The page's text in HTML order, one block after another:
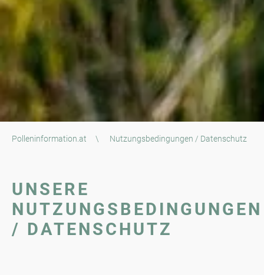
Polleninformation.at \ Nutzungsbedingungen / Datenschutz
UNSERE
NUTZUNGSBEDINGUNGEN
/ DATENSCHUTZ